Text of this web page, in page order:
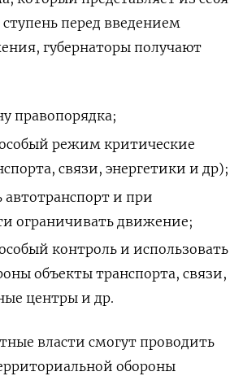
перед введением
губернаторы получают
правопорядка;
режим критические
связи, энергетики и др);
автотранспорт и при
ограничивать движение;
контроль и использовать
объекты транспорта, связи,
центры и др.
власти смогут проводить
обороны